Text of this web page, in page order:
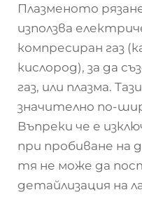
Плазменото
използва
компресиран газ
кислород), за да
газ, или плазма.
значително по-
Въпреки че е
при пробиване на
тя не може да
детайлизация на